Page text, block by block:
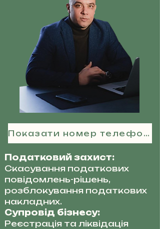
Показати номер телефону
Податковий захист:
Скасування податкових
повідомлень-рішень,
розблокування податкових
накладних.
Супровід бізнесу:
Реєстрація та ліквідація